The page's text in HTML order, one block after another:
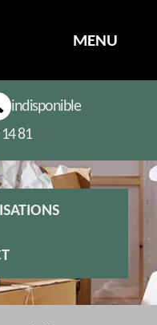
MENU
indisponible
81